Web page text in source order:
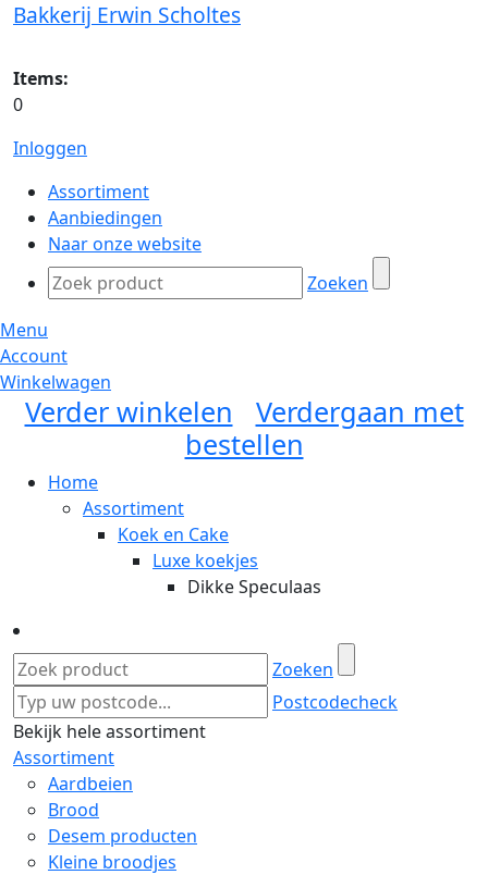
Bakkerij Erwin Scholtes
Items:
0
Inloggen
Assortiment
Aanbiedingen
Naar onze website
Zoeken
Menu
Account
Winkelwagen
Verder winkelen
Verdergaan met
bestellen
Home
Assortiment
Koek en Cake
Luxe koekjes
Dikke Speculaas
Zoeken
Postcodecheck
Bekijk hele assortiment
Assortiment
Aardbeien
Brood
Desem producten
Kleine broodjes